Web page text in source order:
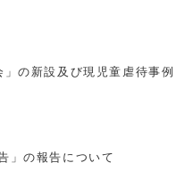
の新設及び現児童虐待事例
」の報告について